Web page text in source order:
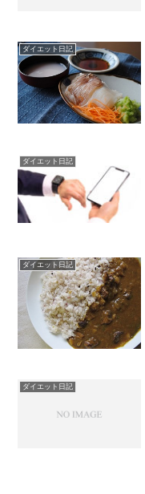
ダイエット日記
ダイエット日記
ダイエット日記
ダイエット日記